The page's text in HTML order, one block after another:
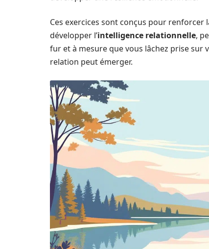
Ces exercices sont conçus pour renforcer
développer l’intelligence relationnelle,
fur et à mesure que vous lâchez prise sur
relation peut émerger.